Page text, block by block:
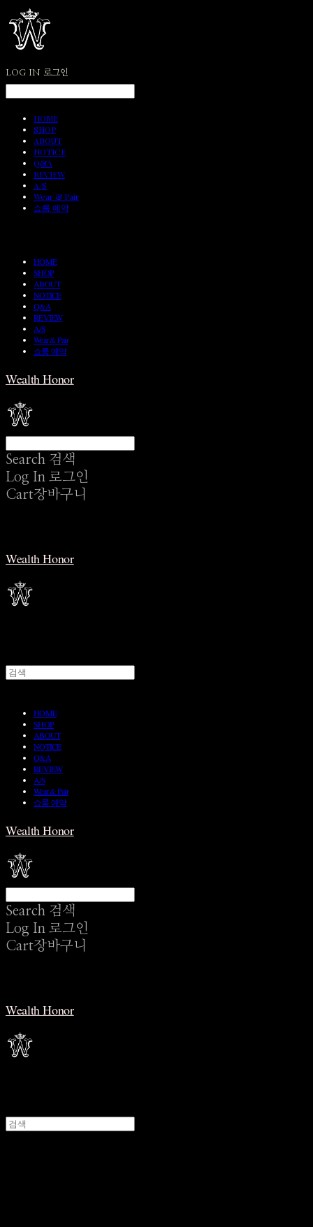
LOG IN 로그인
HOME
SHOP
ABOUT
NOTICE
Q&A
REVIEW
A/S
Wear & Pair
쇼룸 예약
HOME
SHOP
ABOUT
NOTICE
Q&A
REVIEW
A/S
Wear & Pair
쇼룸 예약
Wealth Honor
Search 검색
Log In 로그인
Cart장바구니
Wealth Honor
HOME
SHOP
ABOUT
NOTICE
Q&A
REVIEW
A/S
Wear & Pair
쇼룸 예약
Wealth Honor
Search 검색
Log In 로그인
Cart장바구니
Wealth Honor